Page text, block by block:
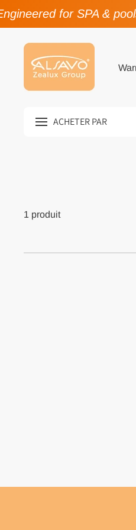
Passer au contenu
for SPA &
ACHETER PAR
1 produit